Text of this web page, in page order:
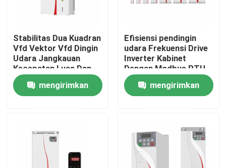
Tur Pabrik
Kontrol Kualitas
Hubungi Kami
Berita
Minta Kutipan
Penggerak Frekuensi Variabel VFD
Stabilitas Dua Kuadran
Vfd Vektor Vfd Dingin
Udara Jangkauan
Kecepatan Luas Dan
Kontrol yang Tepat
Untuk Motor Drive
mengirimkan
Efisiensi pendingin
udara Frekuensi Drive
Inverter Kabinet
Dengan Modbus RTU
Protokol Komunikasi
mengirimkan